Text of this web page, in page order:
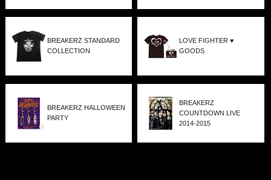
BREAKERZ STANDARD
COLLECTION
LOVE FIGHTER ♥
GOODS
BREAKERZ HALLOWEEN
PARTY
BREAKERZ
COUNTDOWN LIVE
2014-2015